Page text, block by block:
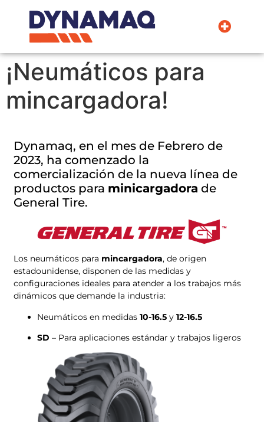
¡Neumáticos para
mincargadora!
Dynamaq, en el mes de Febrero de
2023, ha comenzado la
comercialización de la nueva línea de
productos para minicargadora de
General Tire.
Los neumáticos para mincargadora, de origen
estadounidense, disponen de las medidas y
configuraciones ideales para atender a los trabajos más
dinámicos que demande la industria:
Neumáticos en medidas 10-16.5y 12-16.5
SD – Para aplicaciones estándar y trabajos ligeros